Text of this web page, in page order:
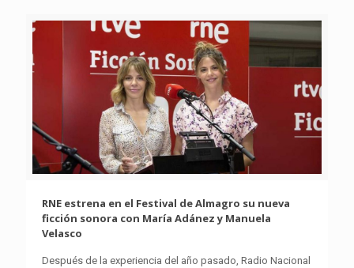
RNE estrena en el Festival de Almagro su nueva
ficción sonora con María Adánez y Manuela
Velasco
Después de la experiencia del año pasado, Radio Nacional